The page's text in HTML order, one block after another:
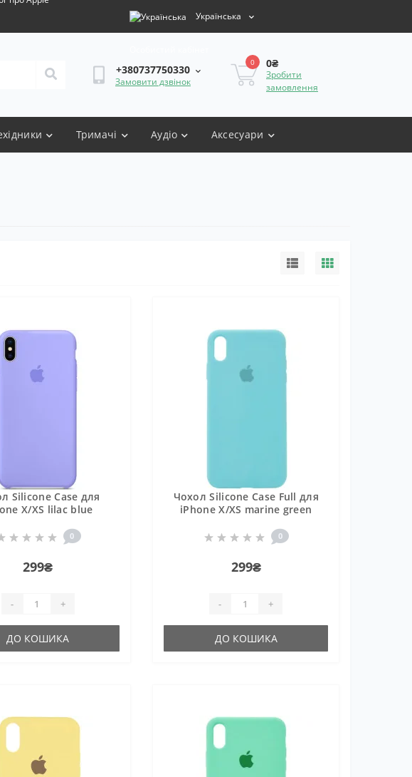
Українська
+380737750330
Замовити дзвінок
0 0₴
Зробити
замовлення
Тримачі Аудіо Аксесуари
Silicone Case для
X/XS lilac blue
0
299₴
- +
ДО КОШИКА
Чохол Silicone Case Full для
iPhone X/XS marine green
0
299₴
- +
ДО КОШИКА